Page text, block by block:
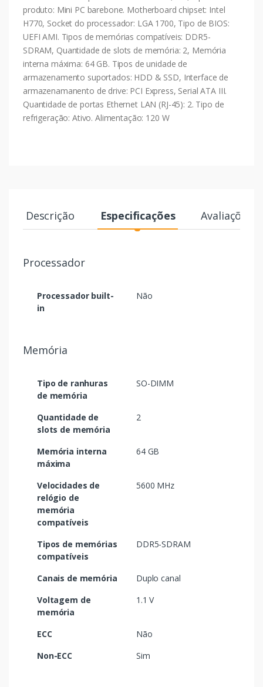
produto: Mini PC barebone. Motherboard chipset: Intel
H770, Socket do processador: LGA 1700, Tipo de BIOS:
UEFI AMI. Tipos de memórias compatíveis: DDR5-
SDRAM, Quantidade de slots de memória: 2, Memória
interna máxima: 64 GB. Tipos de unidade de
armazenamento suportados: HDD & SSD, Interface de
armazenamanento de drive: PCI Express, Serial ATA III.
Quantidade de portas Ethernet LAN (RJ-45): 2. Tipo de
refrigeração: Ativo. Alimentação: 120 W
Descrição Especificações Avaliações
Processador
Processador built-
in
Não
Memória
Tipo de ranhuras
de memória
SO-DIMM
Quantidade de
slots de memória
2
Memória interna
máxima
64 GB
Velocidades de
relógio de
memória
compatíveis
5600 MHz
Tipos de memórias
compatíveis
DDR5-SDRAM
Canais de memória
Duplo canal
Voltagem de
memória
1.1 V
ECC
Não
Non-ECC
Sim